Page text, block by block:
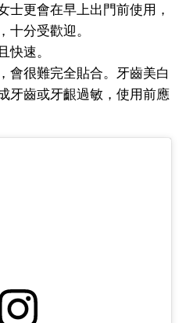
士更會在早上出門前使用，
十分受歡迎。
快速。
會很難完全貼合。牙齒美白
牙齒或牙齦過敏，使用前應